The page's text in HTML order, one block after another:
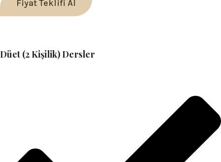
Fiyat Teklifi Al
Düet (2 Kişilik) Dersler